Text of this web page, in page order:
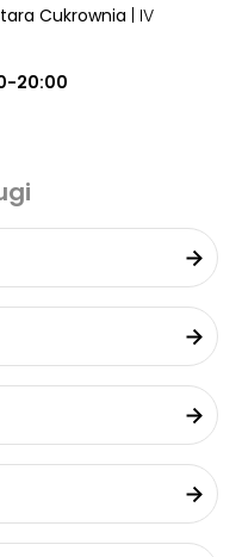
Cukrownia | IV
20:00